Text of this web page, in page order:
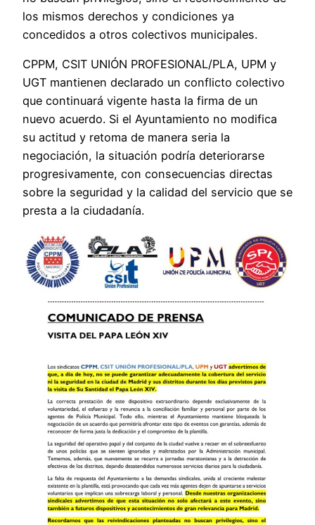
los mismos derechos y condiciones ya
concedidos a otros colectivos municipales.
CPPM, CSIT UNIÓN PROFESIONAL/PLA, UPM y
UGT mantienen declarado un conflicto colectivo
que continuará vigente hasta la firma de un
nuevo acuerdo. Si el Ayuntamiento no modifica
su actitud y retoma de manera seria la
negociación, la situación podría deteriorarse
progresivamente, con consecuencias directas
sobre la seguridad y la calidad del servicio que se
presta a la ciudadanía.